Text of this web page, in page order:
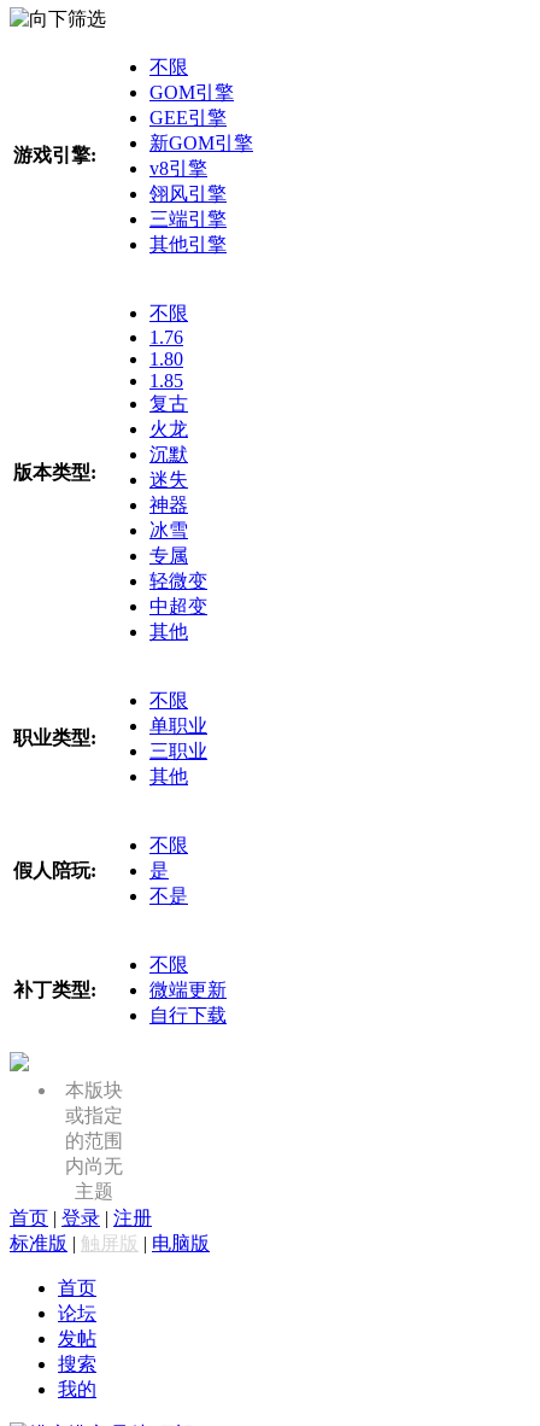
筛选
游戏引擎:
不限
GOM引擎
GEE引擎
新GOM引擎
v8引擎
翎风引擎
三端引擎
其他引擎
版本类型:
不限
1.76
1.80
1.85
复古
火龙
沉默
迷失
神器
冰雪
专属
轻微变
中超变
其他
职业类型:
不限
单职业
三职业
其他
假人陪玩:
不限
是
不是
补丁类型:
不限
微端更新
自行下载
本版块
或指定
的范围
内尚无
主题
首页 | 登录 | 注册
标准版 | 触屏版 | 电脑版
首页
论坛
发帖
搜索
我的